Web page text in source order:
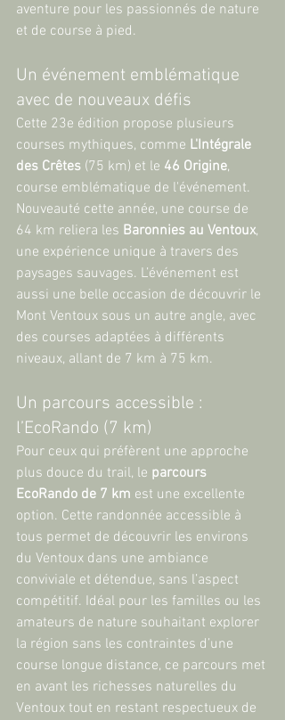
aventure pour les passionnés de nature
et de course à pied.
Un événement emblématique
avec de nouveaux défis
Cette 23e édition propose plusieurs
courses mythiques, comme L'Intégrale
des Crêtes (75 km) et le 46 Origine,
course emblématique de l'événement.
Nouveauté cette année, une course de
64 km reliera les Baronnies au Ventoux,
une expérience unique à travers des
paysages sauvages. L’événement est
aussi une belle occasion de découvrir le
Mont Ventoux sous un autre angle, avec
des courses adaptées à différents
niveaux, allant de 7 km à 75 km.
Un parcours accessible :
l’EcoRando (7 km)
Pour ceux qui préfèrent une approche
plus douce du trail, le parcours
EcoRando de 7 km est une excellente
option. Cette randonnée accessible à
tous permet de découvrir les environs
du Ventoux dans une ambiance
conviviale et détendue, sans l’aspect
compétitif. Idéal pour les familles ou les
amateurs de nature souhaitant explorer
la région sans les contraintes d’une
course longue distance, ce parcours met
en avant les richesses naturelles du
Ventoux tout en restant respectueux de